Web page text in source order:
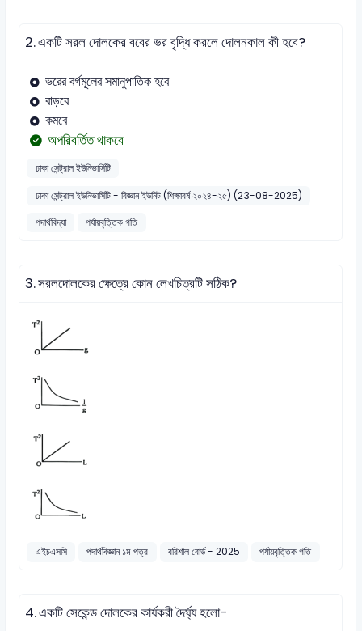
2.একটি সরল দোলকের ববের ভর বৃদ্ধি করলে দোলনকাল কী হবে?
ভরের বর্গমূলের সমানুপাতিক হবে
বাড়বে
কমবে
অপরিবর্তিত থাকবে
ঢাকা সেন্ট্রাল ইউনিভার্সিটি
ঢাকা সেন্ট্রাল ইউনিভার্সিটি - বিজ্ঞান ইউনিট (শিক্ষাবর্ষ ২০২৪-২৫) (23-08-2025)
পদার্থবিদ্যা
পর্যায়বৃত্তিক গতি
3.সরলদোলকের ক্ষেত্রে কোন লেখচিত্রটি সঠিক?
এইচএসসি পদার্থবিজ্ঞান ১ম পত্র বরিশাল বোর্ড - 2025 পর্যায়বৃত্তিক গতি
4.একটি সেকেন্ড দোলকের কার্যকরী দৈর্ঘ্য হলো-